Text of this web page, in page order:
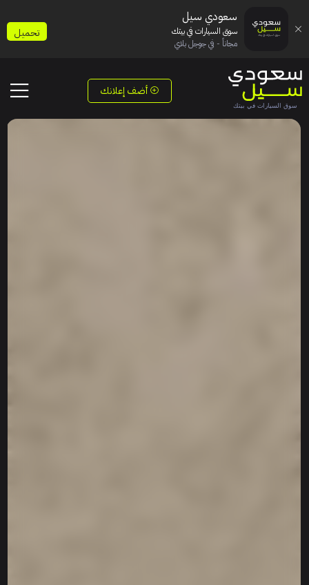
أضف إعلانك
سعودي سيل
سوق السيارات في بيتك
مجاناً - في جوجل بلاي
تحميل